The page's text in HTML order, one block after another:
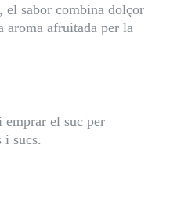
el sabor combina dolçor
aroma afruitada per la
el suc per
i sucs.